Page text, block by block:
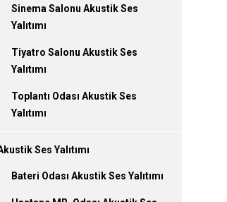
Sinema Salonu Akustik Ses
Yalıtımı
Tiyatro Salonu Akustik Ses
Yalıtımı
Toplantı Odası Akustik Ses
Yalıtımı
Ses Yalıtımı
Bateri Odası Akustik Ses Yalıtımı